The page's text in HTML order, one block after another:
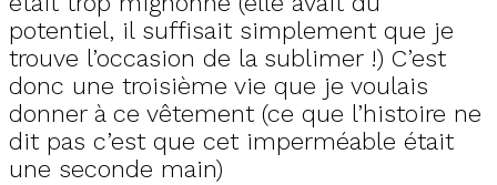
potentiel, il suffisait simplement que je
trouve l’occasion de la sublimer !) C’est
donc une troisième vie que je voulais
donner à ce vêtement (ce que l’histoire ne
dit pas c’est que cet imperméable était
une seconde main)